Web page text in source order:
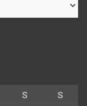
S S